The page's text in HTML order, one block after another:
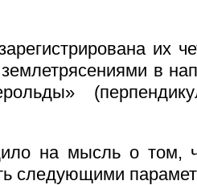
их
в
на мысль о том,
следующими